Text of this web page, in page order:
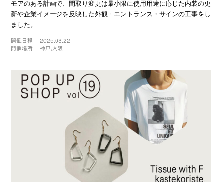
モアのある計画で、間取り変更は最小限に使用用途に応じた内装の更
新や企業イメージを反映した外観・エントランス・サインの工事をし
ました。
開催日程
2025.03.22
開催場所
神戸,大阪